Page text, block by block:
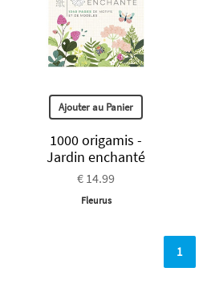
Ajouter au Panier
1000 origamis -
Jardin enchanté
€ 14.99
Fleurus
1